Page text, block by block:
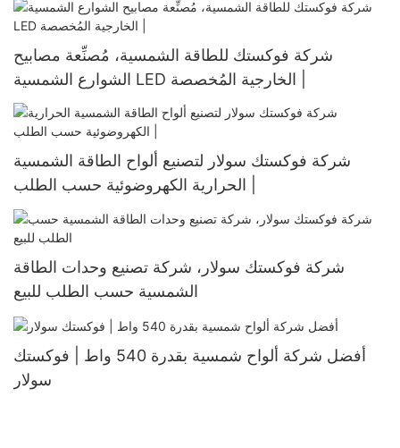
شركة فوكستك للطاقة الشمسية، مُصنِّعة مصابيح
شركة فوكستك سولار لتصنيع ألواح الطاقة الشمسية
شركة فوكستك سولار، شركة تصنيع وحدات الطاقة
الشمسية حسب الطلب للبيع
أفضل شركة ألواح شمسية بقدرة 540 واط | فوكستك
سولار